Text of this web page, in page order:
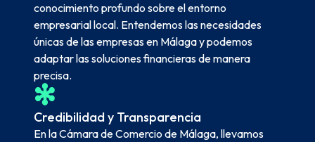
conocimiento profundo sobre el entorno
empresarial local. Entendemos las necesidades
únicas de las empresas en Málaga y podemos
adaptar las soluciones financieras de manera
precisa.
Credibilidad y Transparencia
En la Cámara de Comercio de Málaga, llevamos